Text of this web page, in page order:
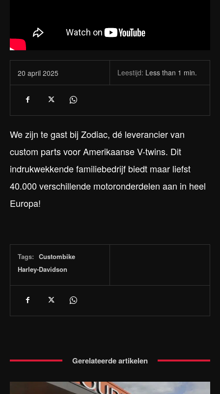
20 april 2025 Leestijd: Less than 1 min.
We zijn te gast bij Zodiac, dé leverancier van
custom parts voor Amerikaanse V-twins. Dit
indrukwekkende familiebedrijf biedt maar liefst
40.000 verschillende motoronderdelen aan in heel
Europa!
Tags: Custombike
Harley-Davidson
Gerelateerde artikelen